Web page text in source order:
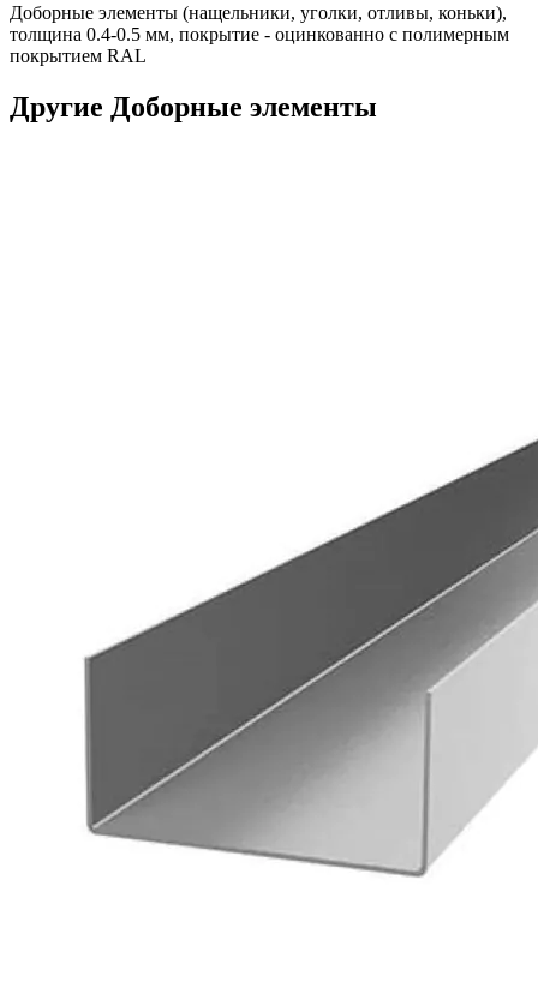
Доборные элементы (нащельники, уголки, отливы, коньки),
толщина 0.4-0.5 мм, покрытие - оцинкованно с полимерным
покрытием RAL
Другие Доборные элементы